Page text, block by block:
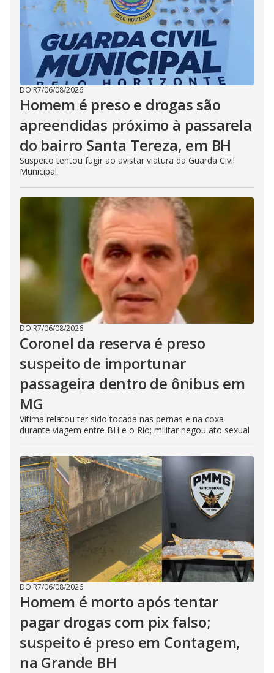
DO R7/06/08/2026
Homem é preso e drogas são
apreendidas próximo à passarela
do bairro Santa Tereza, em BH
Suspeito tentou fugir ao avistar viatura da Guarda Civil
Municipal
DO R7/06/08/2026
Coronel da reserva é preso
suspeito de importunar
passageira dentro de ônibus em
MG
Vítima relatou ter sido tocada nas pernas e na coxa
durante viagem entre BH e o Rio; militar negou ato sexual
DO R7/06/08/2026
Homem é morto após tentar
pagar drogas com pix falso;
suspeito é preso em Contagem,
na Grande BH